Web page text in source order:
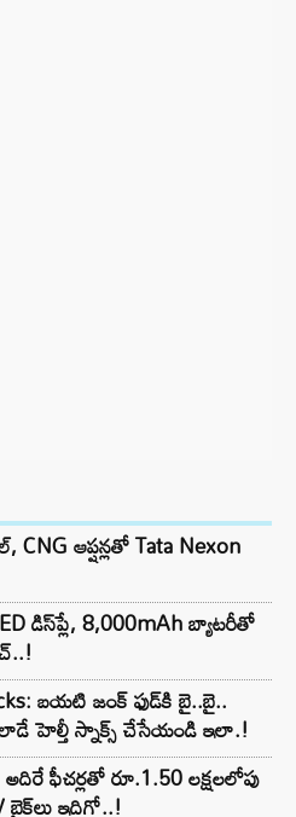
CNG ఆప్షన్లతో Tata Nexon
డిస్‌ప్లే, 8,000mAh బ్యాటరీతో
బయటి జంక్ ఫుడ్‌కి బై..బై..
హెల్తీ స్నాక్స్ చేసేయండి ఇలా.!
ఫీచర్లతో రూ.1.50 లక్షలలోపు
ఇదిగో..!